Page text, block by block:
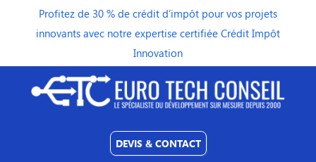
Profitez de 30 % de crédit d’impôt pour vos projets
innovants avec notre expertise certifiée Crédit Impôt
Innovation
DEVIS & CONTACT